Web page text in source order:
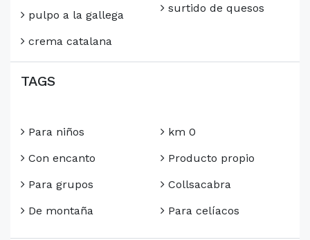
pulpo a la gallega
crema catalana
surtido de quesos
TAGS
Para niños
Con encanto
Para grupos
De montaña
km 0
Producto propio
Collsacabra
Para celíacos